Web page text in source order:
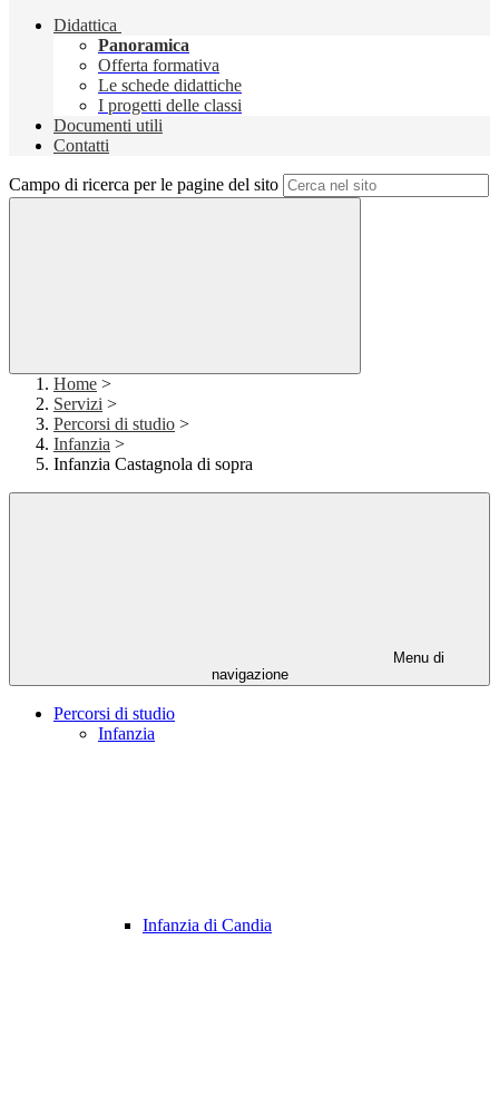
Didattica
Panoramica
Offerta formativa
Le schede didattiche
I progetti delle classi
Documenti utili
Contatti
Campo di ricerca per le pagine del sito
Home >
Servizi >
Percorsi di studio >
Infanzia >
Infanzia Castagnola di sopra
Menu di
navigazione
Percorsi di studio
Infanzia
Infanzia di Candia